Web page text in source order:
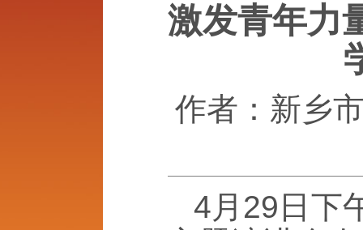
激发青年力
作者：新乡
4月29日下